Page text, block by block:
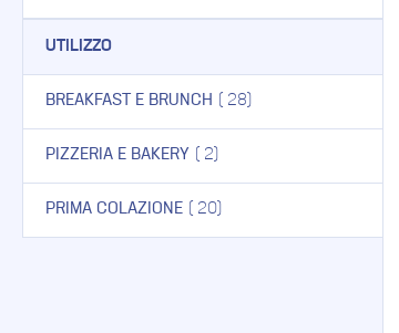
UTILIZZO
BREAKFAST E BRUNCH 28 ELEMENTO
PIZZERIA E BAKERY 2 ELEMENTO
PRIMA COLAZIONE 20ELEMENTO